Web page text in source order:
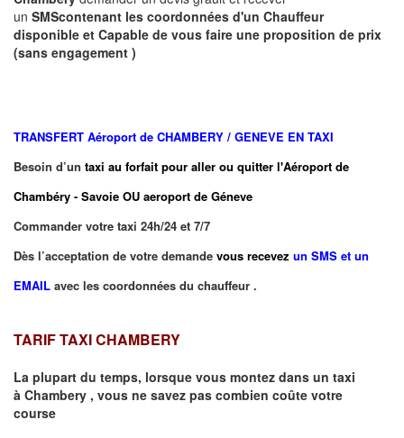
un SMScontenant les coordonnées d'un Chauffeur
disponible et Capable de vous faire une proposition de prix
(sans engagement )
TRANSFERT Aéroport de CHAMBERY / GENEVE EN TAXI
Besoin d’un taxi au forfait pour aller ou quitter l'Aéroport de
Chambéry - Savoie OU aeroport de Géneve
Commander votre taxi 24h/24 et 7/7
Dès l’acceptation de votre demande vous recevez un SMS et un
EMAIL avec les coordonnées du chauffeur .
TARIF TAXI CHAMBERY
La plupart du temps, lorsque vous montez dans un taxi
à Chambery , vous ne savez pas combien coûte votre
course